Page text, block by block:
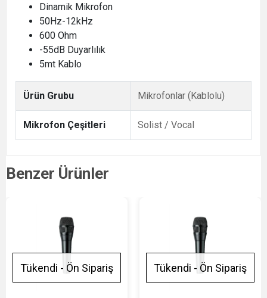
Dinamik Mikrofon
50Hz-12kHz
600 Ohm
-55dB Duyarlılık
5mt Kablo
Ürün Grubu Mikrofonlar (Kablolu)
Mikrofon Çeşitleri Solist / Vocal
Benzer Ürünler
Tükendi - Ön Sipariş Tükendi - Ön Sipariş